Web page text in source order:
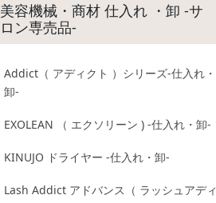
美容機械・商材 仕入れ ・卸 -サ
ロン専売品-
Addict（ アディクト ）シリーズ-仕入れ・
卸-
EXOLEAN （ エクソリーン ) -仕入れ・卸-
KINUJO ドライヤー -仕入れ・卸-
Lash Addict アドバンス（ ラッシュアディ